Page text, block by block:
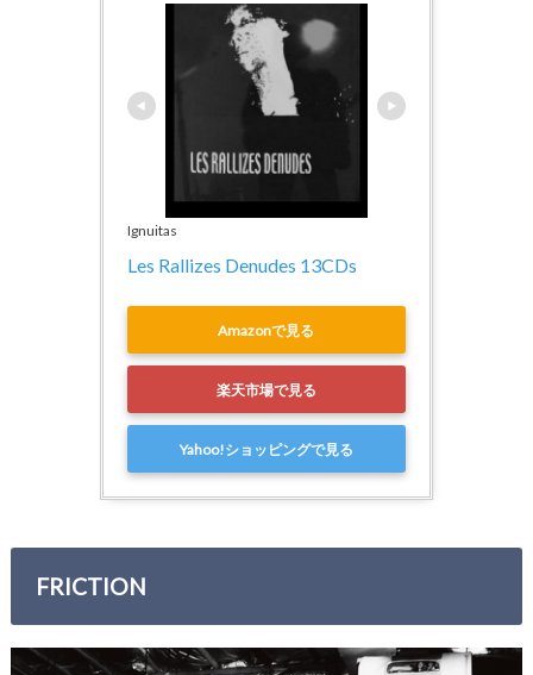
Ignuitas
Les Rallizes Denudes 13CDs
Amazonで見る
楽天市場で見る
Yahoo!ショッピングで見る
FRICTION